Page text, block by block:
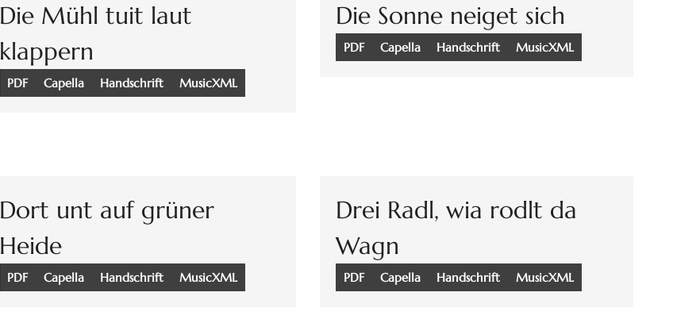
Die Mühl tuit laut
klappern
PDF Capella Handschrift MusicXML
Die Sonne neiget sich
PDF Capella Handschrift MusicXML
Dort unt auf grüner
Heide
PDF Capella Handschrift MusicXML
Drei Radl, wia rodlt da
Wagn
PDF Capella Handschrift MusicXML